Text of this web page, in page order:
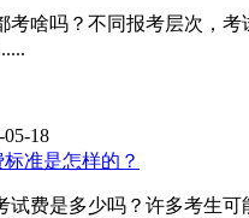
吗？不同报考层次，考
05-18
准是怎样的？
是多少吗？许多考生可